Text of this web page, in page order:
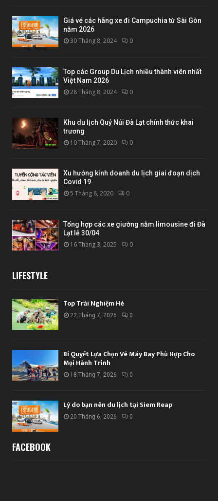
Giá vé các hãng xe đi Campuchia từ Sài Gòn
năm 2026
30 Tháng 8, 2024 0
Top các Group Du Lịch nhiều thành viên nhất
Việt Nam 2026
28 Tháng 8, 2024 0
Khu du lịch Quỷ Núi Đà Lạt chính thức khai
trương
10 Tháng 7, 2020 0
Xu hướng kinh doanh du lịch giai đoạn dịch
Covid 19
5 Tháng 8, 2020 0
Tổng hợp các xe giường nằm limousine đi Đà
Lạt lễ 30/04
16 Tháng 3, 2025 0
LIFESTYLE
Top Trải Nghiệm Hè
22 Tháng 7, 2026 0
Bí Quyết Lựa Chọn Vé Máy Bay Phù Hợp Cho
Mọi Hành Trình
18 Tháng 7, 2026 0
Lý do bạn nên du lịch tại Siem Reap
20 Tháng 6, 2026 0
FACEBOOK